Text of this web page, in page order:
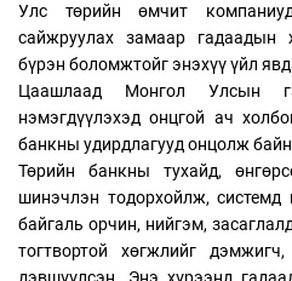
Улс төрийн өмчит
сайжруулах замаар гадаадын
бүрэн боломжтойг энэхүү үйл
Цаашлаад Монгол Улсын
нэмэгдүүлэхэд онцгой ач
банкны удирдлагууд онцолж
Төрийн банкны тухайд,
шинэчлэн тодорхойлж,
байгаль орчин, нийгэм,
тогтвортой хөгжлийг